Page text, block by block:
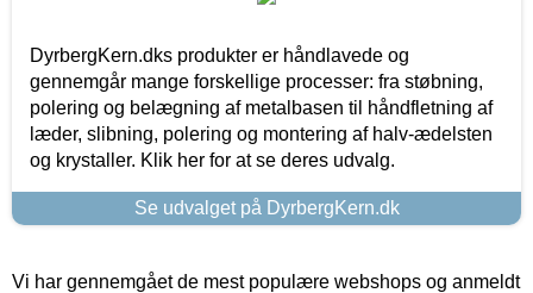
DyrbergKern.dks produkter er håndlavede og
gennemgår mange forskellige processer: fra støbning,
polering og belægning af metalbasen til håndfletning af
læder, slibning, polering og montering af halv-ædelsten
og krystaller. Klik her for at se deres udvalg.
Se udvalget på DyrbergKern.dk
Vi har gennemgået de mest populære webshops og anmeldt